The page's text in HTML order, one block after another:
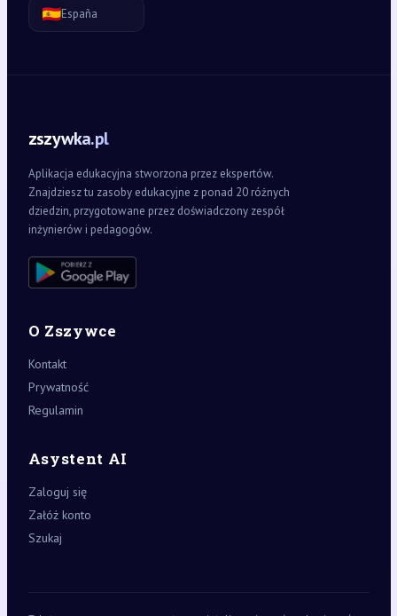
🇪🇸España
zszywka.pl
Aplikacja edukacyjna stworzona przez ekspertów.
Znajdziesz tu zasoby edukacyjne z ponad 20 różnych
dziedzin, przygotowane przez doświadczony zespół
inżynierów i pedagogów.
O Zszywce
Kontakt
Prywatność
Regulamin
Asystent AI
Zaloguj się
Załóż konto
Szukaj